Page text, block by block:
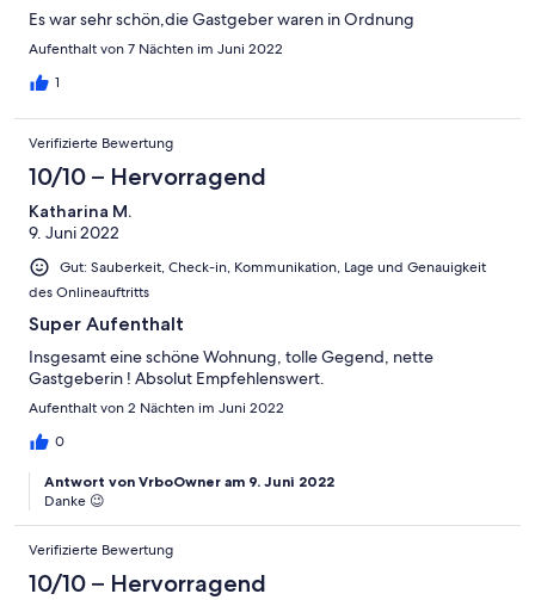
Es war sehr schön,die Gastgeber waren in Ordnung
Aufenthalt von 7 Nächten im Juni 2022
1
Verifizierte Bewertung
10/10 – Hervorragend
Katharina M.
9. Juni 2022
Gut: Sauberkeit, Check-in, Kommunikation, Lage und Genauigkeit
des Onlineauftritts
Super Aufenthalt
Insgesamt eine schöne Wohnung, tolle Gegend, nette
Gastgeberin ! Absolut Empfehlenswert.
Aufenthalt von 2 Nächten im Juni 2022
0
Antwort von VrboOwner am 9. Juni 2022
Danke 😉
Verifizierte Bewertung
10/10 – Hervorragend